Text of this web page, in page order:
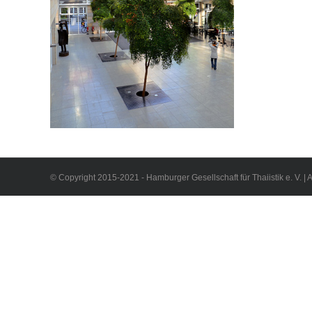
© Copyright 2015-2021 - Hamburger Gesellschaft für Thaiistik e. V. |